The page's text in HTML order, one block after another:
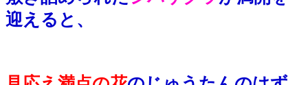
迎えると、